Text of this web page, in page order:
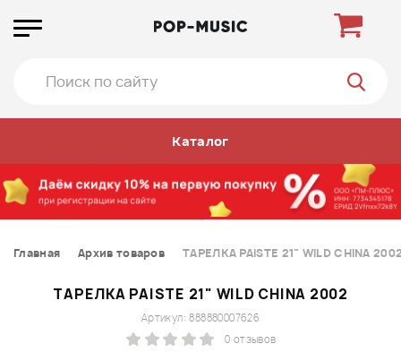
Каталог
Главная Архив товаров ТАРЕЛКА PAISTE 21" WILD CHINA
ТАРЕЛКА PAISTE 21" WILD CHINA 2002
Артикул: 888880007626
0 отзывов